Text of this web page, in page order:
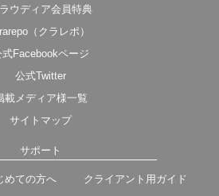
ウディア会員特典
（クラレポ）
式Facebookページ
公式Twitter
載メディア様一覧
サイトマップ
サポート
めての方へ クライアント用ガイド